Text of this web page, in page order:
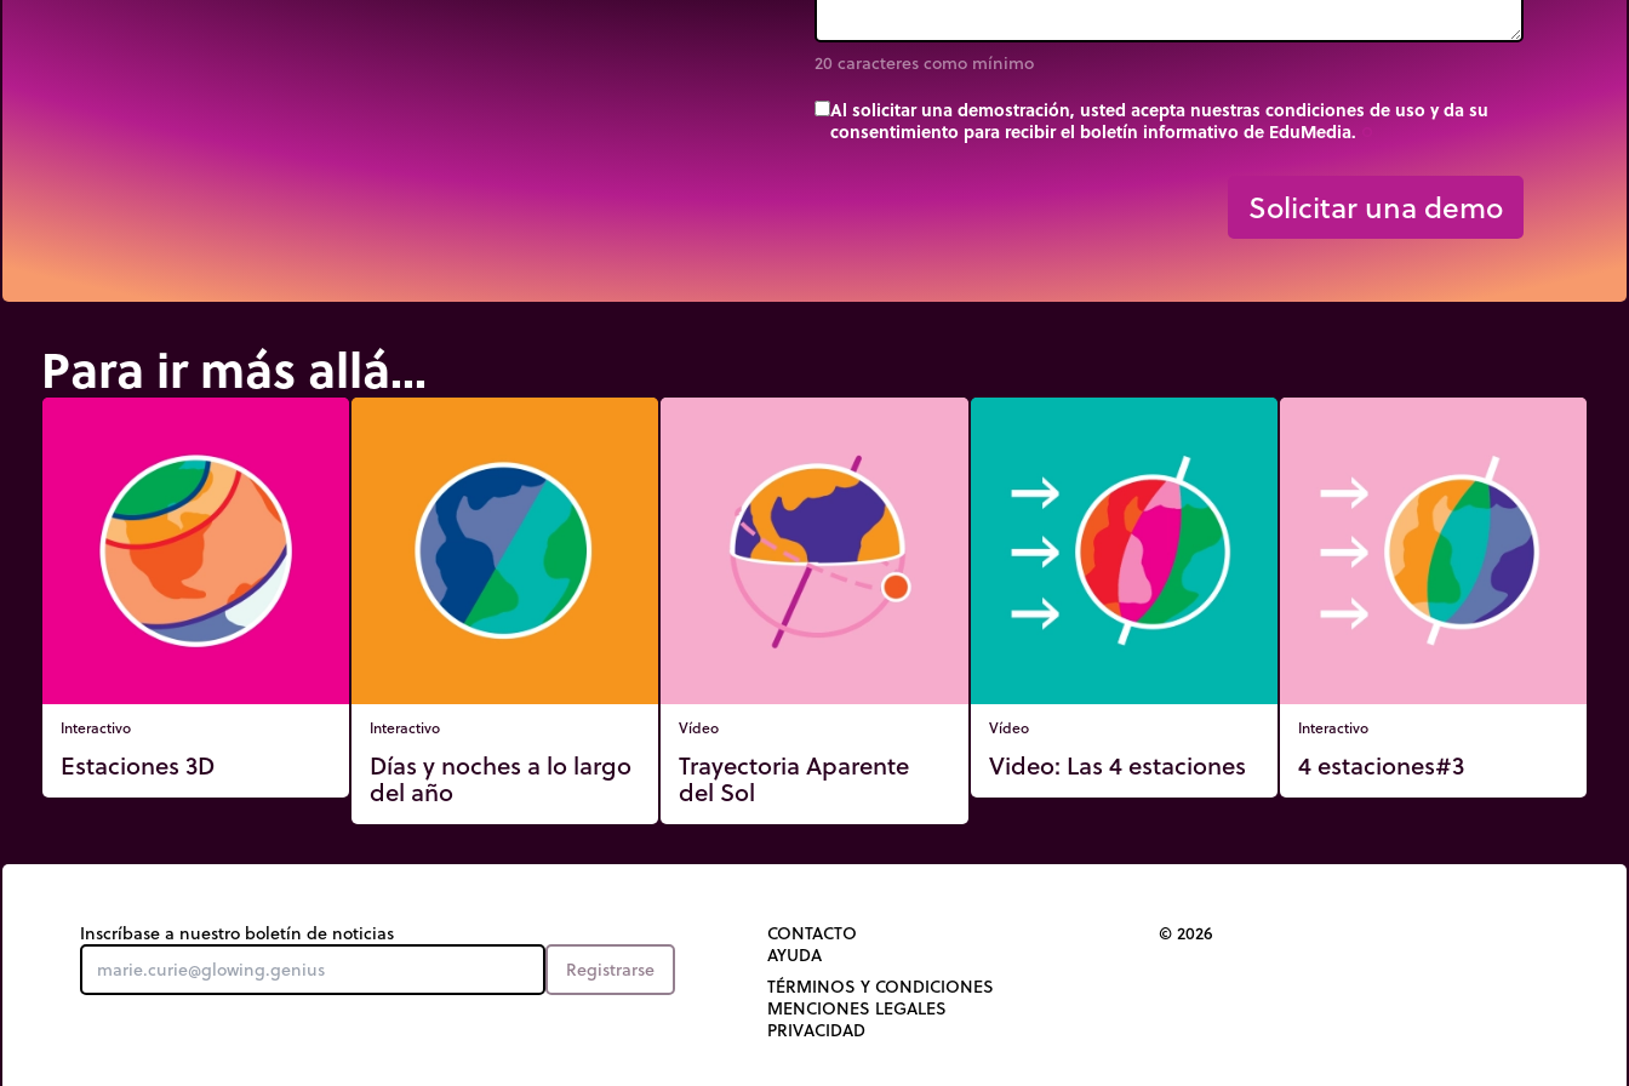
20 caracteres como mínimo
Al solicitar una demostración, usted acepta nuestras condiciones de uso y da su
consentimiento para recibir el boletín informativo de EduMedia.
Solicitar una demo
Para ir más allá...
Interactivo
Estaciones 3D
Interactivo
Días y noches a lo largo
del año
Vídeo
Trayectoria Aparente
del Sol
Vídeo
Video: Las 4 estaciones
Interactivo
4 estaciones#3
Inscríbase a nuestro boletín de noticias
Registrarse
CONTACTO
AYUDA
TÉRMINOS Y CONDICIONES
MENCIONES LEGALES
PRIVACIDAD
© 2026